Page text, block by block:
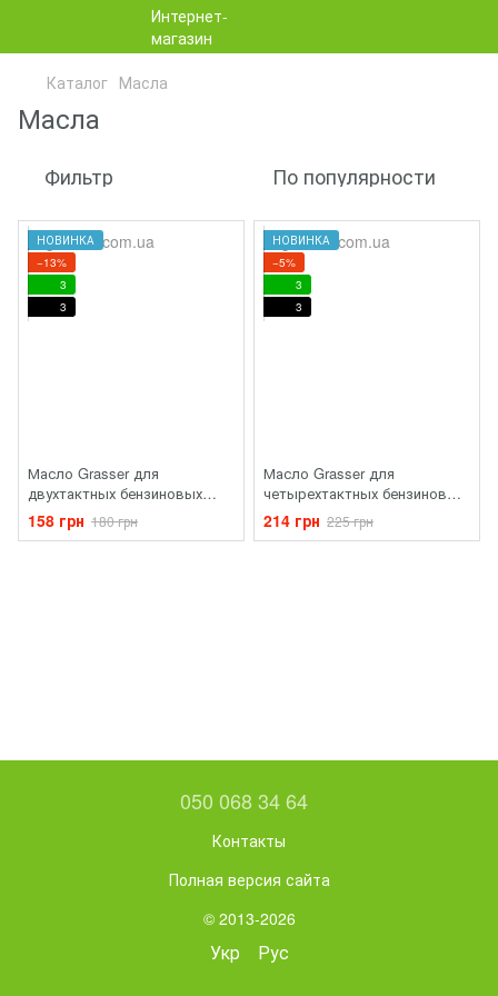
Каталог Масла
Масла
Фильтр По популярности
НОВИНКА
−13%
3
3
Масло Grasser для
двухтактных бензиновых
двигателей 2Т (1л)
158 грн 180 грн
НОВИНКА
−5%
3
3
Масло Grasser для
четырехтактных бензиновых
двигателей 4Т (1л)
214 грн 225 грн
050 068 34 64
Контакты
Полная версия сайта
© 2013-2026
Укр Рус